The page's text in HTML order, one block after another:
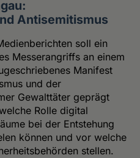
Antisemitismus
soll ein
Messerangriffs an einem
Manifest
und der
Gewalttäter geprägt
Rolle digital
bei der Entstehung
können und vor welche
stellen.